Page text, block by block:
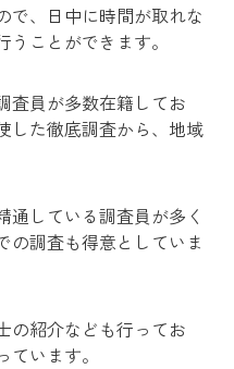
で、日中に時間が取れな
ことができます。
査員が多数在籍してお
した徹底調査から、地域
通している調査員が多く
の調査も得意としていま
の紹介なども行ってお
います。